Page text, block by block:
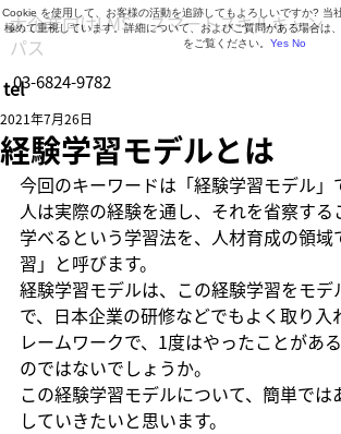
営業時間 9:30～18:30（月曜日～金曜日）
tel03-6824-9782
大企業向けLMS・スマートスキルキャン
パス
経験学習モデルとは
2021年7月26日
今回のキーワードは「経験学習モデル」
人は実際の経験を通し、それを省察する
学べるという学習法を、人材育成の領域
習」と呼びます。
経験学習モデルは、この経験学習をモデ
で、日本企業の研修などでもよく取り入
レームワークで、1度はやったことがあ
のではないでしょうか。
この経験学習モデルについて、簡単では
していきたいと思います。
Cookie を使用して、お客様の活動を追跡してもよろしいですか? 当
極めて重視しています。詳細について、およびご質問がある場合は
をご覧ください。 Yes No